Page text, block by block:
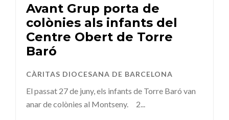
Avant Grup porta de
colònies als infants del
Centre Obert de Torre
Baró
CÀRITAS DIOCESANA DE BARCELONA
El passat 27 de juny, els infants de Torre Baró van
anar de colònies al Montseny. 2...